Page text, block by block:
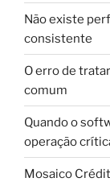
Não existe
consistente
O erro de
comum
Quando o
operação
Mosaico